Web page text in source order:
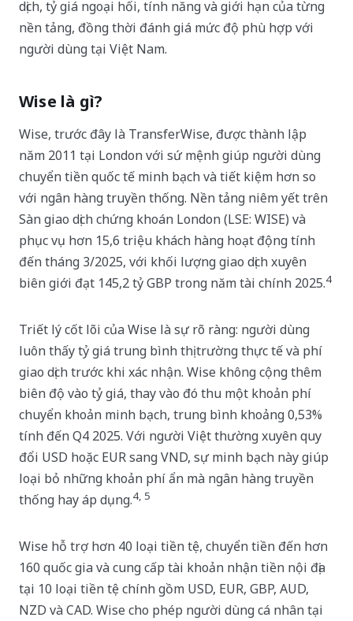
dịch, tỷ giá ngoại hối, tính năng và giới hạn của từng
nền tảng, đồng thời đánh giá mức độ phù hợp với
người dùng tại Việt Nam.
Wise là gì?
Wise, trước đây là TransferWise, được thành lập
năm 2011 tại London với sứ mệnh giúp người dùng
chuyển tiền quốc tế minh bạch và tiết kiệm hơn so
với ngân hàng truyền thống. Nền tảng niêm yết trên
Sàn giao dịch chứng khoán London (LSE: WISE) và
phục vụ hơn 15,6 triệu khách hàng hoạt động tính
đến tháng 3/2025, với khối lượng giao dịch xuyên
biên giới đạt 145,2 tỷ GBP trong năm tài chính 2025.4
Triết lý cốt lõi của Wise là sự rõ ràng: người dùng
luôn thấy tỷ giá trung bình thị trường thực tế và phí
giao dịch trước khi xác nhận. Wise không cộng thêm
biên độ vào tỷ giá, thay vào đó thu một khoản phí
chuyển khoản minh bạch, trung bình khoảng 0,53%
tính đến Q4 2025. Với người Việt thường xuyên quy
đổi USD hoặc EUR sang VND, sự minh bạch này giúp
loại bỏ những khoản phí ẩn mà ngân hàng truyền
thống hay áp dụng.4, 5
Wise hỗ trợ hơn 40 loại tiền tệ, chuyển tiền đến hơn
160 quốc gia và cung cấp tài khoản nhận tiền nội địa
tại 10 loại tiền tệ chính gồm USD, EUR, GBP, AUD,
NZD và CAD. Wise cho phép người dùng cá nhân tại